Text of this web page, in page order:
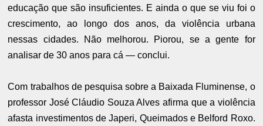
educação que são insuficientes. E ainda o que se viu foi o
crescimento, ao longo dos anos, da violência urbana
nessas cidades. Não melhorou. Piorou, se a gente for
analisar de 30 anos para cá — conclui.
Com trabalhos de pesquisa sobre a Baixada Fluminense, o
professor José Cláudio Souza Alves afirma que a violência
afasta investimentos de Japeri, Queimados e Belford Roxo.